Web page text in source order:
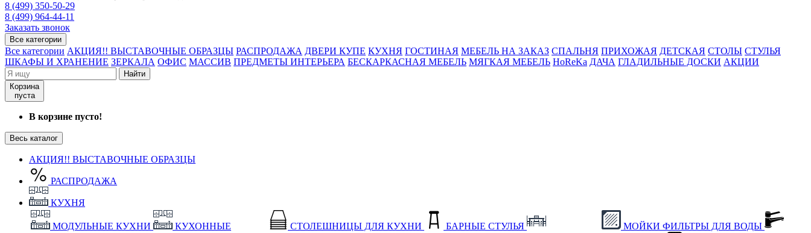
8 (499) 350-50-29
8 (499) 964-44-11
Заказать звонок
Все категории
Все категории АКЦИЯ!! ВЫСТАВОЧНЫЕ ОБРАЗЦЫ РАСПРОДАЖА ДВЕРИ КУПЕ КУХНЯ ГОСТИНАЯ МЕБЕЛЬ НА ЗАКАЗ СПАЛЬНЯ ПРИХОЖАЯ ДЕТСКАЯ СТОЛЫ СТУЛЬЯ
ШКАФЫ И ХРАНЕНИЕ ЗЕРКАЛА ОФИС МАССИВ ПРЕДМЕТЫ ИНТЕРЬЕРА БЕСКАРКАСНАЯ МЕБЕЛЬ МЯГКАЯ МЕБЕЛЬ HoReKa ДАЧА ГЛАДИЛЬНЫЕ ДОСКИ АКЦИИ
Найти
Корзина
пуста
В корзине пусто!
Весь каталог
АКЦИЯ!! ВЫСТАВОЧНЫЕ ОБРАЗЦЫ
РАСПРОДАЖА
КУХНЯ
МОДУЛЬНЫЕ КУХНИ КУХОННЫЕ СТОЛЕШНИЦЫ ДЛЯ КУХНИ БАРНЫЕ СТУЛЬЯ МОЙКИ ФИЛЬТРЫ ДЛЯ ВОДЫ